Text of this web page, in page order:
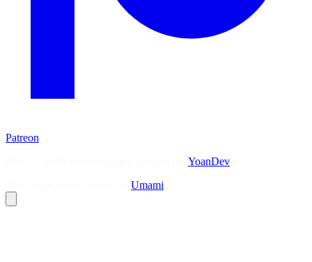
Patreon
YoanDev
Umami